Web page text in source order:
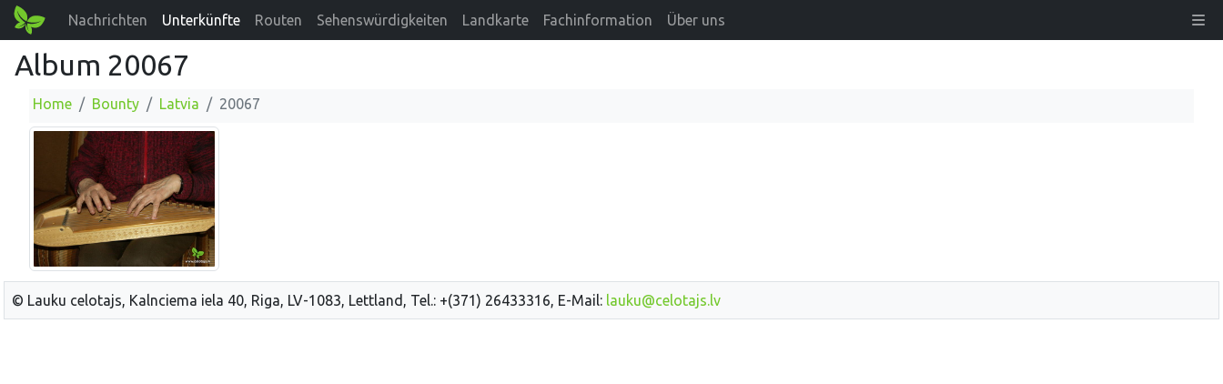
Nachrichten Unterkünfte Routen Sehenswürdigkeiten Landkarte Fachinformation Über uns
Album 20067
Home Bounty Latvia 20067
© Lauku celotajs, Kalnciema iela 40, Riga, LV-1083, Lettland, Tel.: +(371) 26433316, E-Mail: lauku@celotajs.lv